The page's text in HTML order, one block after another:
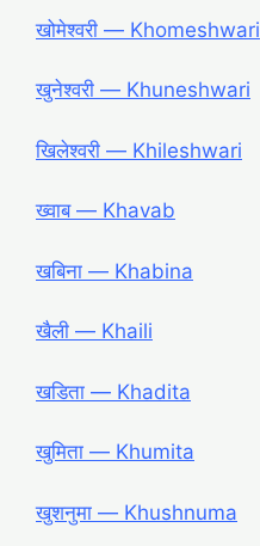
खोमेश्वरी ― Khomeshwari
खुनेश्वरी ― Khuneshwari
खिलेश्वरी ― Khileshwari
ख्वाब ― Khavab
खबिना ― Khabina
खैली ― Khaili
खडिता ― Khadita
खुमिता ― Khumita
खुशनुमा ― Khushnuma